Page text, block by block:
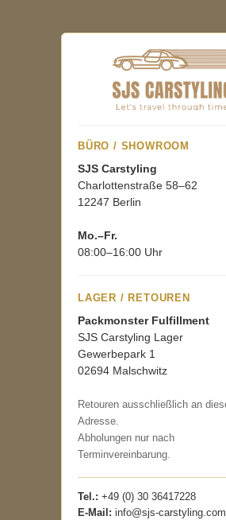
BÜRO / SHOWROOM
SJS Carstyling
Charlottenstraße 58–62
12247 Berlin
Mo.–Fr.
08:00–16:00 Uhr
LAGER / RETOUREN
Packmonster Fulfillment
SJS Carstyling Lager
Gewerbepark 1
02694 Malschwitz
Retouren ausschließlich an
Adresse.
Abholungen nur nach
Terminvereinbarung.
Tel.: +49 (0) 30 36417228
E-Mail: info@sjs-carstyling.com